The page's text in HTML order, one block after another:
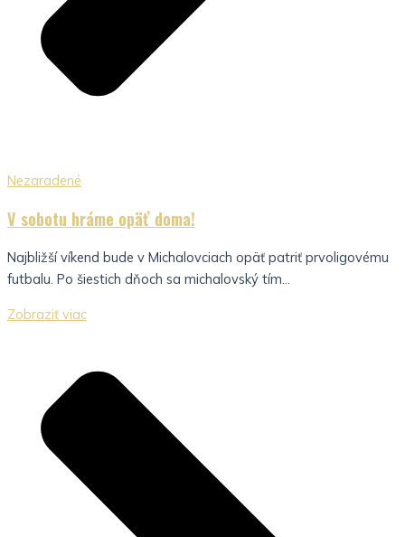
Nezaradené
V sobotu hráme opäť doma!
Najbližší víkend bude v Michalovciach opäť patriť prvoligovému
futbalu. Po šiestich dňoch sa michalovský tím...
Zobraziť viac